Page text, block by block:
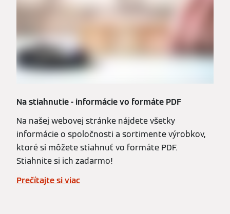
Na stiahnutie - informácie vo formáte PDF
Na našej webovej stránke nájdete všetky
informácie o spoločnosti a sortimente výrobkov,
ktoré si môžete stiahnuť vo formáte PDF.
Stiahnite si ich zadarmo!
Prečítajte si viac